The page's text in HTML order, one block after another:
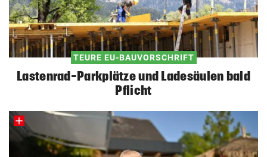
TEURE EU-BAUVORSCHRIFT
Lastenrad-Parkplätze und Ladesäulen bald
Pflicht